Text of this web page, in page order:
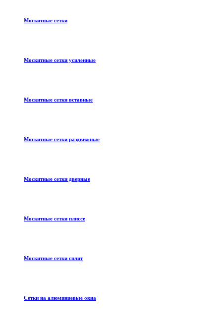
Москитные сетки
Москитные сетки усиленные
Москитные сетки вставные
Москитные сетки раздвижные
Москитные сетки дверные
Москитные сетки плиссе
Москитные сетки сплит
Сетки на алюминиевые окна